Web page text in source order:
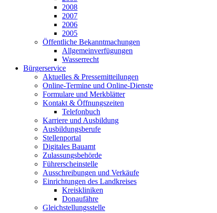
2008
2007
2006
2005
Öffentliche Bekanntmachungen
Allgemeinverfügungen
Wasserrecht
Bürgerservice
Aktuelles & Pressemitteilungen
Online-Termine und Online-Dienste
Formulare und Merkblätter
Kontakt & Öffnungszeiten
Telefonbuch
Karriere und Ausbildung
Ausbildungsberufe
Stellenportal
Digitales Bauamt
Zulassungsbehörde
Führerscheinstelle
Ausschreibungen und Verkäufe
Einrichtungen des Landkreises
Kreiskliniken
Donaufähre
Gleichstellungsstelle